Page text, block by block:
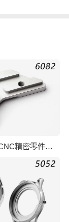
铝合金6082CNC精密零件加工